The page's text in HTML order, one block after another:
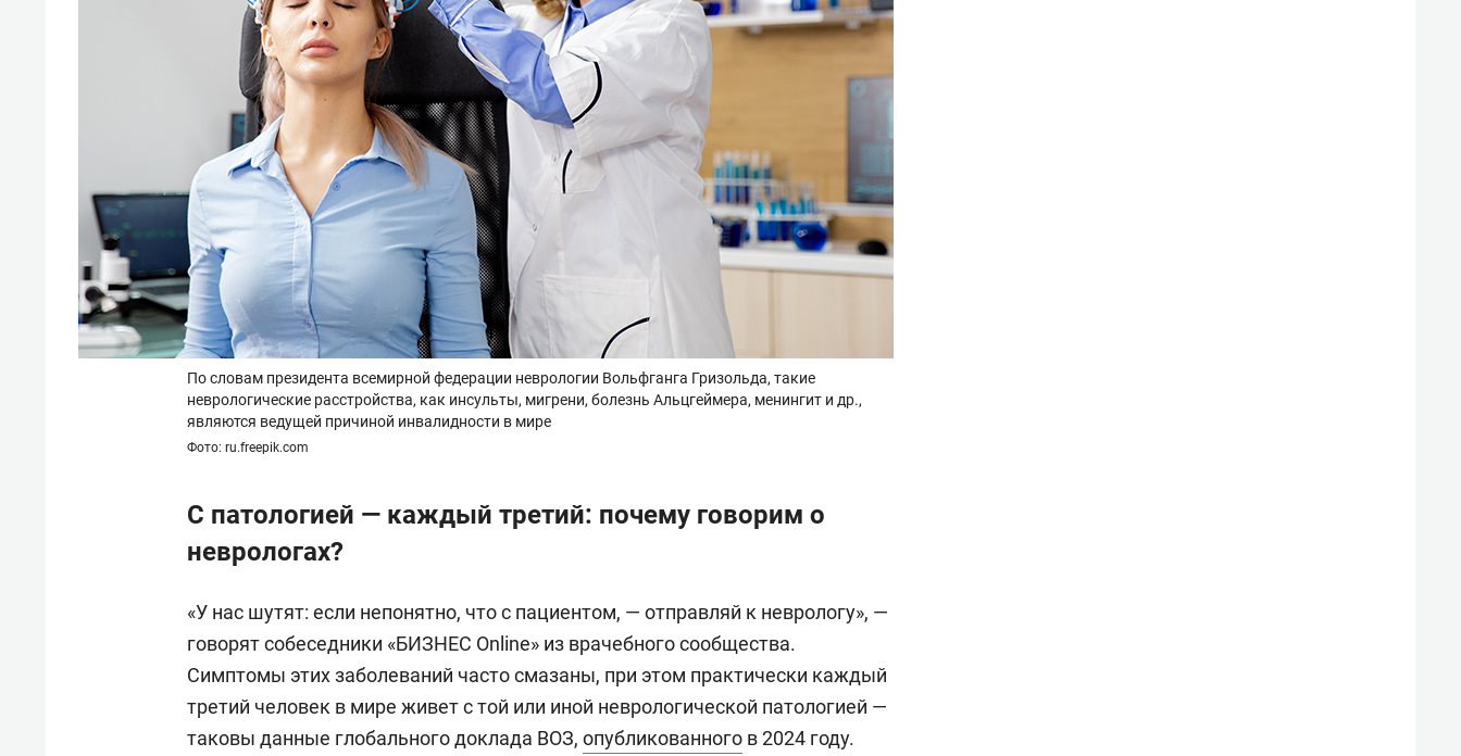
По словам президента всемирной федерации неврологии Вольфганга Гризольда, такие
неврологические расстройства, как инсульты, мигрени, болезнь Альцгеймера, менингит и др.,
являются ведущей причиной инвалидности в мире
Фото: ru.freepik.com
С патологией — каждый третий: почему говорим о
неврологах?
«У нас шутят: если непонятно, что с пациентом, — отправляй к неврологу», —
говорят собеседники «БИЗНЕС Online» из врачебного сообщества.
Симптомы этих заболеваний часто смазаны, при этом практически каждый
третий человек в мире живет с той или иной неврологической патологией —
таковы данные глобального доклада ВОЗ, опубликованного в 2024 году.